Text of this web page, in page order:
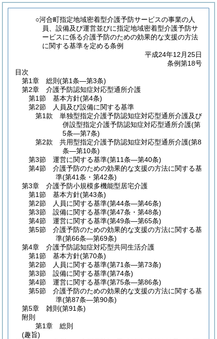
○河合町指定地域密着型介護予防サービスの事業の人
員、設備及び運営並びに指定地域密着型介護予防サ
ービスに係る介護予防のための効果的な支援の方法
に関する基準を定める条例
平成24年12月25日
条例第18号
目次
第1章
総則 (第1条―第3条)
第2章
介護予防認知症対応型通所介護
第1節
基本方針(第4条)
第2節
人員及び設備に関する基準
第1款
単独型指定介護予防認知症対応型通所介護及び
併設型指定介護予防認知症対応型通所介護(第
5条―第7条)
第2款
共用型指定介護予防認知症対応型通所介護(第8
条―第10条)
第3節
運営に関する基準(第11条―第40条)
第4節
介護予防のための効果的な支援の方法に関する基
準(第41条・第42条)
第3章
介護予防小規模多機能型居宅介護
第1節
基本方針(第43条)
第2節
人員に関する基準(第44条―第46条)
第3節
設備に関する基準(第47条・第48条)
第4節
運営に関する基準(第49条―第65条)
第5節
介護予防のための効果的な支援の方法に関する基
準(第66条―第69条)
第4章
介護予防認知症対応型共同生活介護
第1節
基本方針(第70条)
第2節
人員に関する基準(第71条―第73条)
第3節
設備に関する基準(第74条)
第4節
運営に関する基準(第75条―第86条)
第5節
介護予防のための効果的な支援の方法に関する基
準(第87条―第90条)
第5章
雑則 (第91条)
附則
第1章
総則
(趣旨)